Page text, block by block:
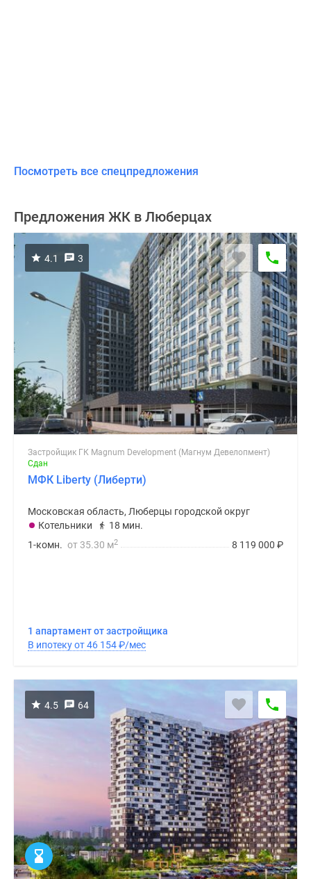
Посмотреть все спецпредложения
Предложения ЖК в Люберцах
4.1 3
Застройщик ГК Magnum Development (Магнум Девелопмент)
Сдан
МФК Liberty (Либерти)
Московская область, Люберцы городской округ
Котельники
18 мин.
8 119 000 ₽
1-комн. от 35.30 м2
1 апартамент от застройщика
В ипотеку от 46 154₽/мес
4.5 64